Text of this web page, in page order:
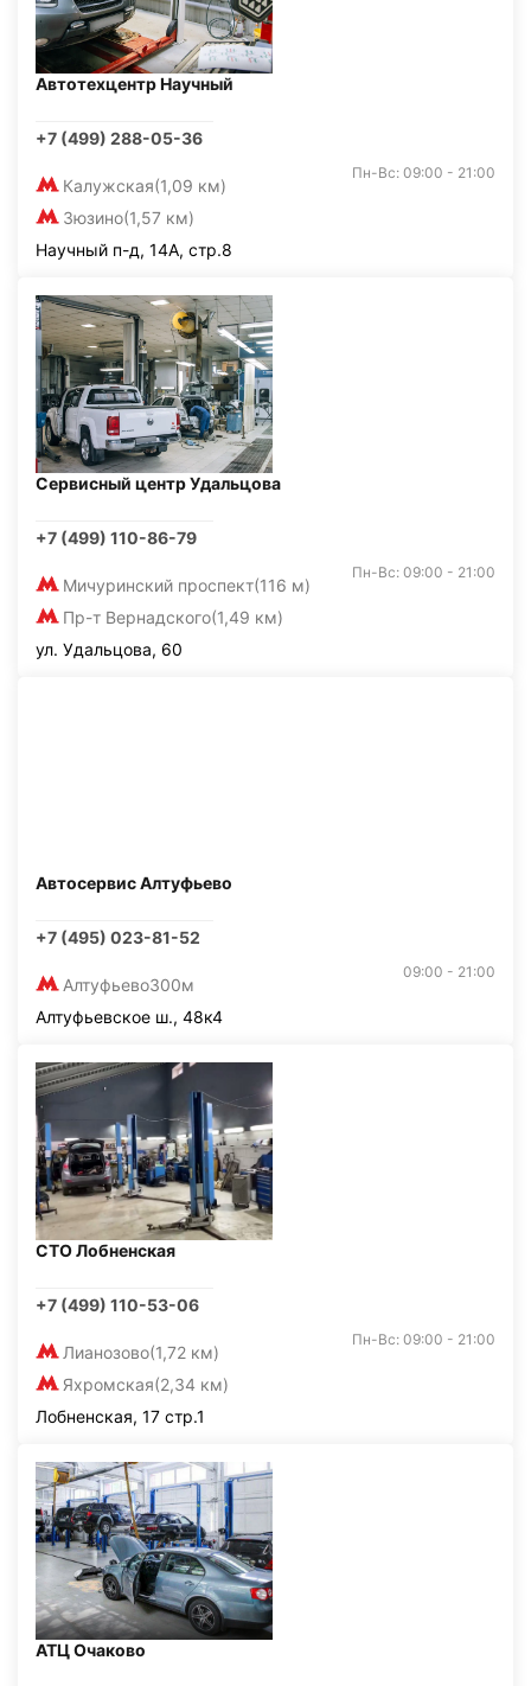
Автотехцентр Научный
+7 (499) 288-05-36
Калужская(1,09 км)
Зюзино(1,57 км)
Пн-Вс: 09:00 - 21:00
Научный п-д, 14А, стр.8
Сервисный центр Удальцова
+7 (499) 110-86-79
Мичуринский проспект(116 м)
Пр-т Вернадского(1,49 км)
Пн-Вс: 09:00 - 21:00
ул. Удальцова, 60
Автосервис Алтуфьево
+7 (495) 023-81-52
Алтуфьево300м
09:00 - 21:00
Алтуфьевское ш., 48к4
СТО Лобненская
+7 (499) 110-53-06
Лианозово(1,72 км)
Яхромская(2,34 км)
Пн-Вс: 09:00 - 21:00
Лобненская, 17 стр.1
АТЦ Очаково